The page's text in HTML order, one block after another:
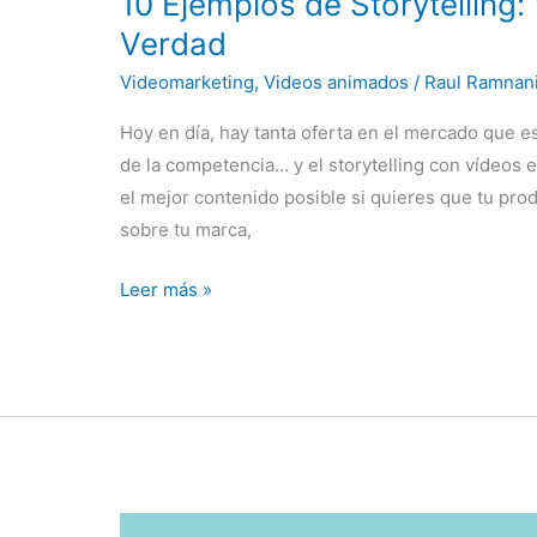
Verdad
Videomarketing,Videos animados / Raul
Hoy en día, hay tanta oferta en el mercado que
de la competencia… y el storytelling con vídeos
el mejor contenido posible si quieres que tu
sobre tu marca,
Leer más »